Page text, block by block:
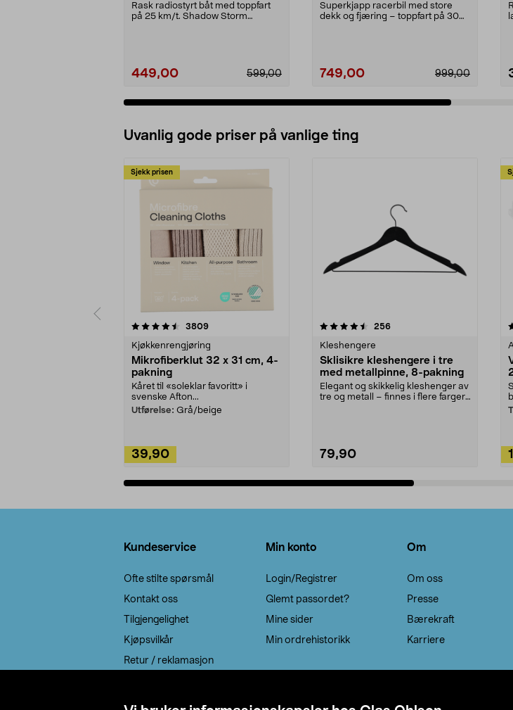
Rask radiostyrt båt med toppfart
på 25 km/t. Shadow Storm
449,00 599,00
Superkjapp racerbil med store
dekk og fjæring – toppfart på 30
749,00 999,00
Uvanlig gode priser på vanlige ting
Sjekk prisen
3809anmeldelser
Kjøkkenrengjøring
Mikrofiberklut 32 x 31 cm, 4-
pakning
Kåret til «soleklar favoritt» i
svenske Afton...
Utførelse: Grå/beige
39,90
4.5av 5 stjerner 256anmeldelser
Kleshengere
Sklisikre kleshengere i tre
med metallpinne, 8-pakning
Elegant og skikkelig kleshenger av
tre og metall – finnes i flere farger.
79,90
4.5av 5 stjerner
Kundeservice
Ofte stilte spørsmål
Kontakt oss
Tilgjengelighet
Kjøpsvilkår
Retur / reklamasjon
Min konto
Login/Registrer
Glemt passordet?
Mine sider
Min ordrehistorikk
Om
Om oss
Presse
Bærekraft
Karriere